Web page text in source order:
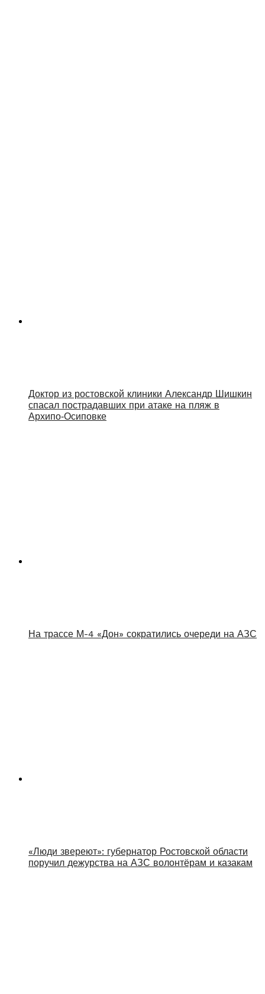
Доктор из ростовской клиники Александр Шишкин
спасал пострадавших при атаке на пляж в
Архипо‑Осиповке
На трассе М-4 «Дон» сократились очереди на АЗС
«Люди звереют»: губернатор Ростовской области
поручил дежурства на АЗС волонтёрам и казакам